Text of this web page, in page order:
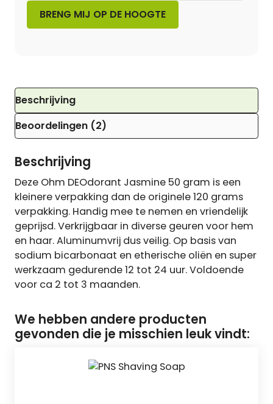
Beschrijving
Beoordelingen (2)
Beschrijving
Deze Ohm DEOdorant Jasmine 50 gram is een
kleinere verpakking dan de originele 120 grams
verpakking. Handig mee te nemen en vriendelijk
geprijsd. Verkrijgbaar in diverse geuren voor hem
en haar. Aluminumvrij dus veilig. Op basis van
sodium bicarbonaat en etherische oliën en super
werkzaam gedurende 12 tot 24 uur. Voldoende
voor ca 2 tot 3 maanden.
We hebben andere producten
gevonden die je misschien leuk vindt: